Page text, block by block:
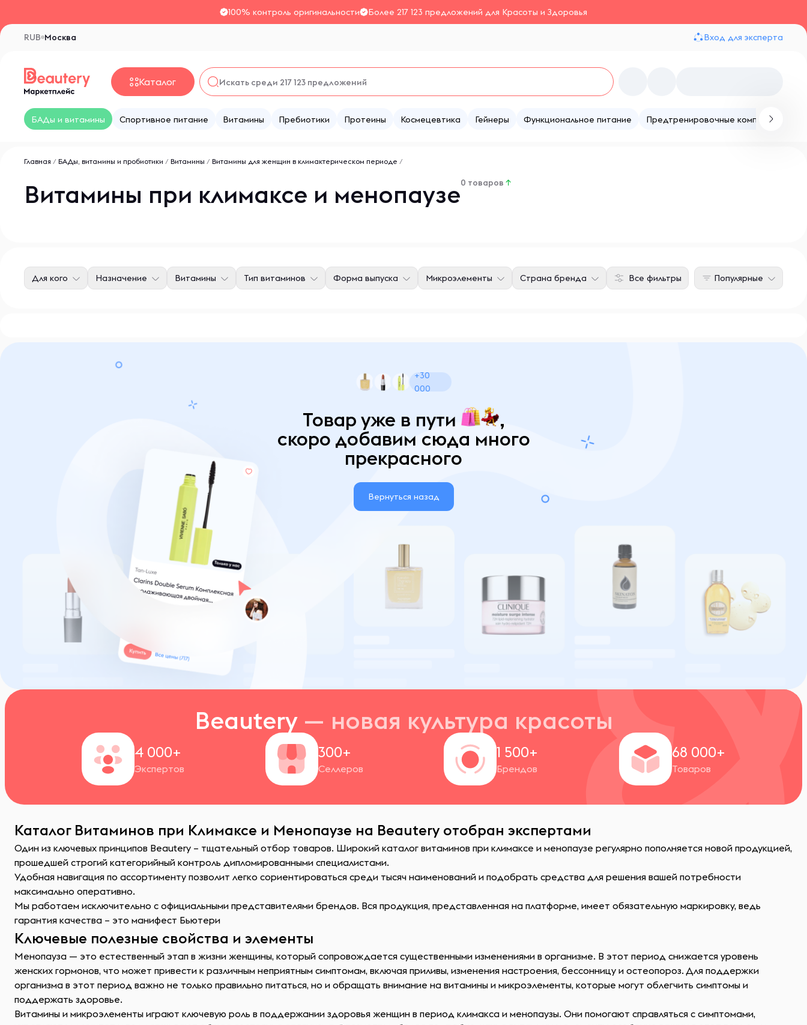
100% контроль оригинальности Более 217 123 предложений для Красоты и Здоровья
Москва
RUB Вход для эксперта
Каталог
БАДы и витамины Спортивное питание Витамины Пребиотики Протеины Космецевтика Гейнеры Функциональное питание Предтренировочные комплексы
Главная / БАДы, витамины и пробиотики / Витамины / Витамины для женщин в климактерическом периоде /
Витамины при климаксе и менопаузе0 товаров ↑
Все фильтры
Для кого Назначение Витамины Тип витаминов Форма выпуска Микроэлементы Страна бренда Популярные
+30
000
Товар уже в пути ,
скоро добавим сюда много
прекрасного
Вернуться назад
Beautery — новая культура красоты
4 000+
Экспертов
300+
Селлеров
1 500+
Брендов
68 000+
Товаров
Каталог Витаминов при Климаксе и Менопаузе на Beautery отобран экспертами
Один из ключевых принципов Beautery – тщательный отбор товаров. Широкий каталог витаминов при климаксе и менопаузе регулярно пополняется новой продукцией,
прошедшей строгий категорийный контроль дипломированными специалистами.
Удобная навигация по ассортименту позволит легко сориентироваться среди тысяч наименований и подобрать средства для решения вашей потребности
максимально оперативно.
Мы работаем исключительно с официальными представителями брендов. Вся продукция, представленная на платформе, имеет обязательную маркировку, ведь
гарантия качества – это манифест Бьютери
Ключевые полезные свойства и элементы
Менопауза — это естественный этап в жизни женщины, который сопровождается существенными изменениями в организме. В этот период снижается уровень
женских гормонов, что может привести к различным неприятным симптомам, включая приливы, изменения настроения, бессонницу и остеопороз. Для поддержки
организма в этот период важно не только правильно питаться, но и обращать внимание на витамины и микроэлементы, которые могут облегчить симптомы и
поддержать здоровье.
Витамины и микроэлементы играют ключевую роль в поддержании здоровья женщин в период климакса и менопаузы. Они помогают справляться с симптомами,